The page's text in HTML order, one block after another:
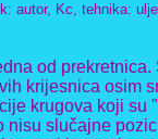
autor, Kc, tehnika:
od prekretnica.
krijesnica osim
krugova koji su
nisu slučajne